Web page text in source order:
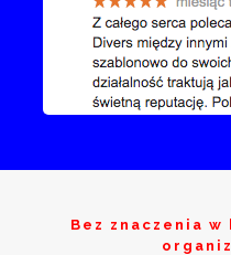
Bez znaczenia